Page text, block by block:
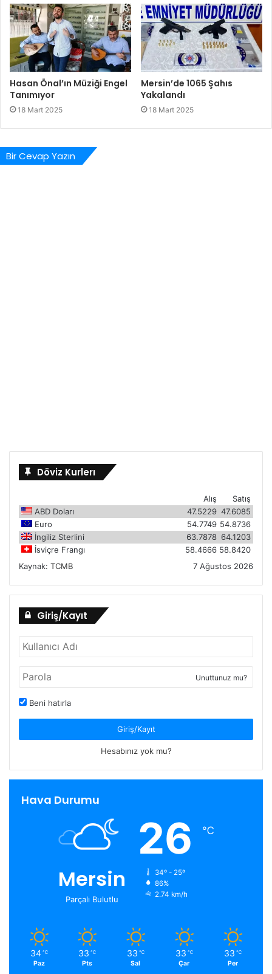
Hasan Önal’ın Müziği Engel
Tanımıyor
18 Mart 2025
Mersin’de 1065 Şahıs
Yakalandı
18 Mart 2025
Bir Cevap Yazın
Döviz Kurlerı
Satış
Alış
ABD Doları
47.6085
47.5229
Euro
54.8736
54.7749
İngiliz Sterlini
64.1203
63.7878
İsviçre Frangı
58.8420
58.4666
Kaynak: TCMB 7 Ağustos 2026
Giriş/Kayıt
Unuttunuz mu?
Beni hatırla
Giriş/Kayıt
Hesabınız yok mu?
Hava Durumu
Mersin
Parçalı Bulutlu
26 ℃
34º - 25º
86%
2.74 km/h
34 ℃
Paz
33 ℃
Pts
33 ℃
Sal
33 ℃
Çar
33 ℃
Per